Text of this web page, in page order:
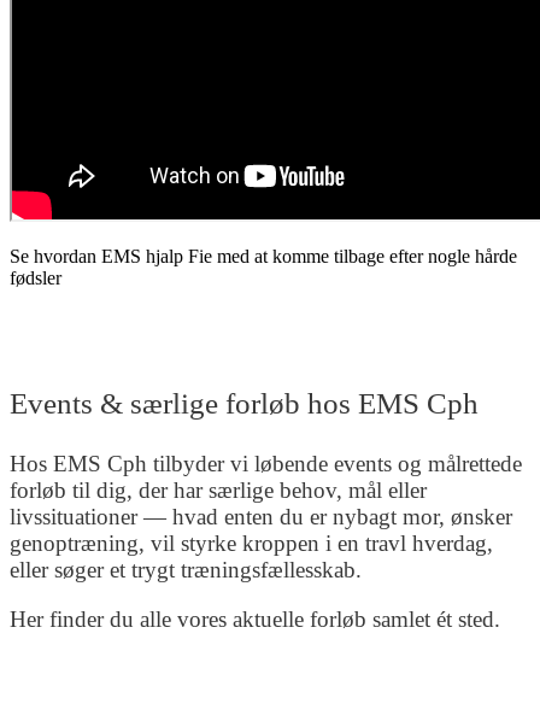
Se hvordan EMS hjalp Fie med at komme tilbage efter nogle hårde
fødsler
Events & særlige forløb hos EMS Cph
Hos EMS Cph tilbyder vi løbende events og målrettede
forløb til dig, der har særlige behov, mål eller
livssituationer — hvad enten du er nybagt mor, ønsker
genoptræning, vil styrke kroppen i en travl hverdag,
eller søger et trygt træningsfællesskab.
Her finder du alle vores aktuelle forløb samlet ét sted.